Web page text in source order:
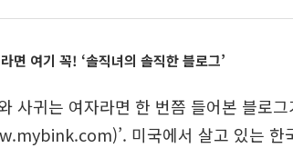
면 여기 꼭! ‘솔직녀의 솔직한 블로그’
사귀는 여자라면 한 번쯤 들어본 블로
미국에서 살고 있는 한